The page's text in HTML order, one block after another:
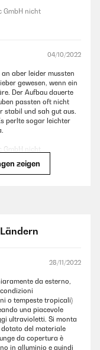
GmbH nicht
04/10/2022
aber leider mussten
gewesen, wenn ein
Der Aufbau dauerte
passten oft nicht
stabil und sah gut aus.
perlte sogar leichter
GmbH nicht
ist mit Buchstaben
die 4 Beine noch
. Jederzeit zu
GmbH nicht
18/08/2022
zeigen
28/11/2022
da esterno,
o tempeste tropicali)
una piacevole
ultravioletti. Si monta
del materiale
da copertura è
in alluminio e quindi